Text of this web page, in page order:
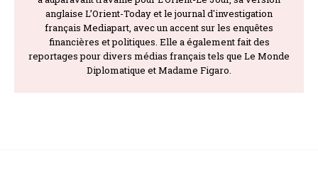
anglaise L’Orient-Today et le journal d'investigation
français Mediapart, avec un accent sur les enquêtes
financières et politiques. Elle a également fait des
reportages pour divers médias français tels que Le Monde
Diplomatique et Madame Figaro.